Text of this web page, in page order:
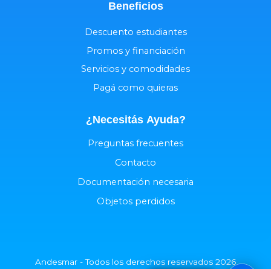
Beneficios
Descuento estudiantes
Promos y financiación
Servicios y comodidades
Pagá como quieras
¿Necesitás Ayuda?
Preguntas frecuentes
Contacto
Documentación necesaria
Objetos perdidos
Andesmar - Todos los derechos reservados 2026